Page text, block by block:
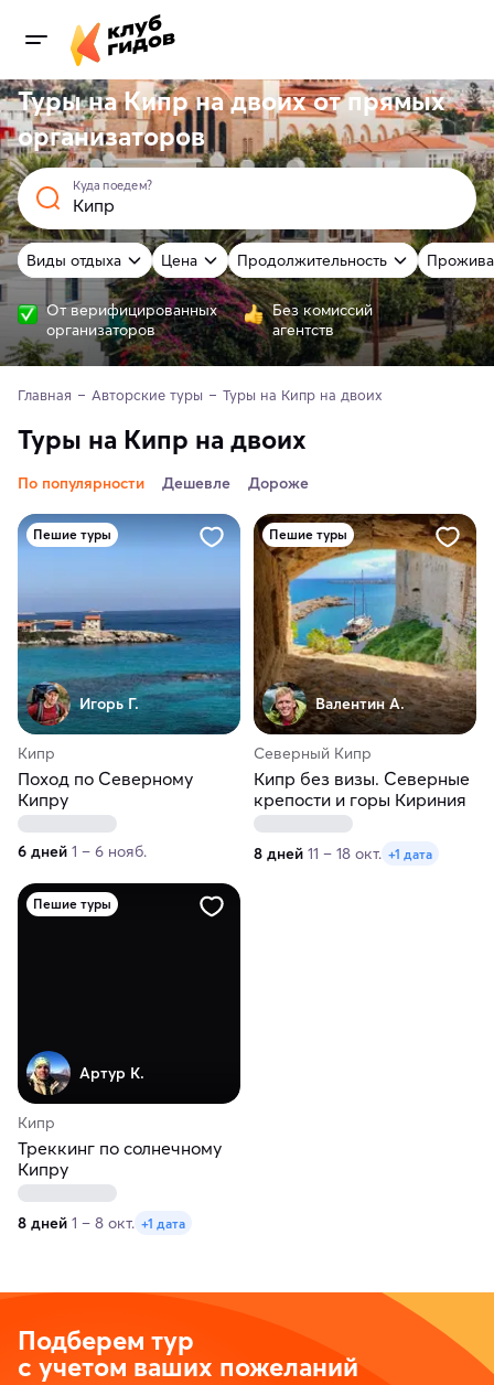
Туры на Кипр на двоих отпрямых
организаторов
Куда поедем?
Виды отдыха Цена Продолжительность
От верифицированных
организаторов
Без комиссий
агентств
Главная Авторские туры Туры на Кипр на двоих
Туры на Кипр на двоих
По популярности Дешевле Дороже
Пешие туры
Игорь Г.
Кипр
Поход по Северному
Кипру
6 дней 1 – 6 нояб.
Пешие туры
Валентин А.
Северный Кипр
Кипр без визы. Северные
крепости и горы Кириния
8 дней 11 – 18 окт. +1 дата
Пешие туры
Артур К.
Кипр
Треккинг по солнечному
Кипру
8 дней 1 – 8 окт. +1 дата
Подберем тур
с учетом ваших пожеланий